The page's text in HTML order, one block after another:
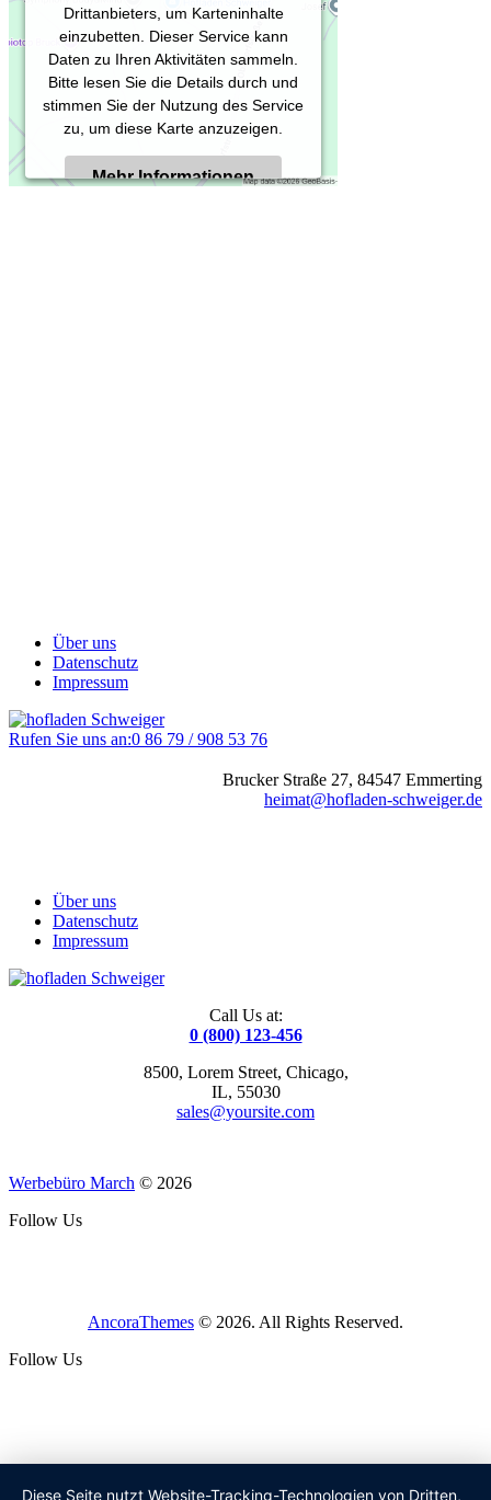
Drittanbieters, um Karteninhalte
einzubetten. Dieser Service kann
Daten zu Ihren Aktivitäten sammeln.
Bitte lesen Sie die Details durch und
stimmen Sie der Nutzung des Service
zu, um diese Karte anzuzeigen.
Mehr Informationen
Über uns
Datenschutz
Impressum
Rufen Sie uns an:0 86 79 / 908 53 76
Brucker Straße 27, 84547 Emmerting
heimat@hofladen-schweiger.de
Über uns
Datenschutz
Impressum
Call Us at:
0 (800) 123-456
8500, Lorem Street, Chicago,
IL, 55030
sales@yoursite.com
Werbebüro March © 2026
Follow Us
AncoraThemes © 2026. All Rights Reserved.
Follow Us
Diese Seite nutzt Website-Tracking-Technologien von Dritten,